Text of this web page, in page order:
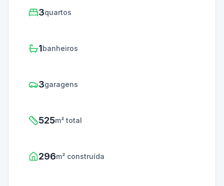
3quartos
1banheiros
3garagens
525m² total
296m² construída